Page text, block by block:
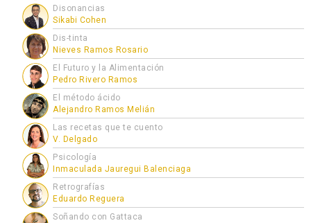
Disonancias
Sikabi Cohen
Dis-tinta
Nieves Ramos Rosario
El Futuro y la Alimentación
Pedro Rivero Ramos
El método ácido
Alejandro Ramos Melián
Las recetas que te cuento
V. Delgado
Psicología
Inmaculada Jauregui Balenciaga
Retrografías
Eduardo Reguera
Soñando con Gattaca